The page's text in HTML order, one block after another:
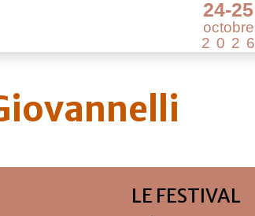
24-25
octobre
20 2 6
LE FESTIVAL